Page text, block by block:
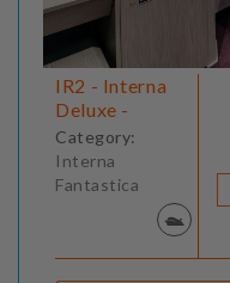
IR2 - Interna
Deluxe -
Category:
Interna
Fantastica